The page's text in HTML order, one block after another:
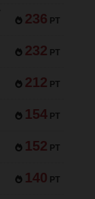
236 PT
232 PT
212 PT
154 PT
152 PT
140 PT